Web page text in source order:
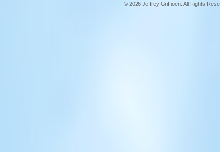
© 2026 Jeffrey Griffioen. All Rights